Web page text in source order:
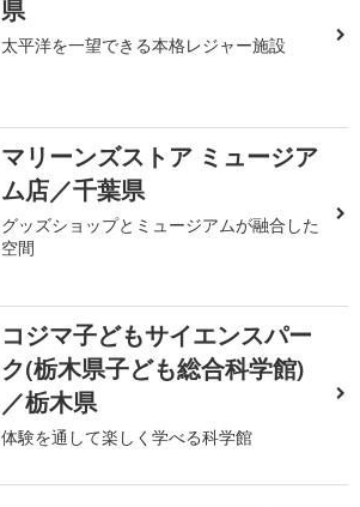
県
太平洋を一望できる本格レジャー施設
マリーンズストア ミュージア
ム店／千葉県
グッズショップとミュージアムが融合した
空間
コジマ子どもサイエンスパー
ク(栃木県子ども総合科学館)
／栃木県
体験を通して楽しく学べる科学館